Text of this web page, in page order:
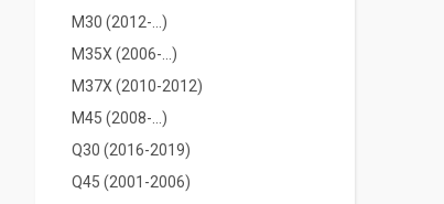
M30 (2012-...)
M35X (2006-...)
M37X (2010-2012)
M45 (2008-...)
Q30 (2016-2019)
Q45 (2001-2006)